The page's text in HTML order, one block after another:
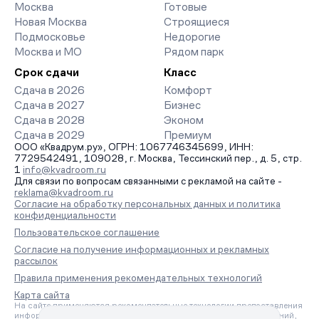
заявку на обратный звонок.
Москва
Новая Москва
Подмосковье
Москва и МО
Готовые
Строящиеся
Недорогие
Рядом парк
Срок сдачи
Сдача в 2026
Сдача в 2027
Сдача в 2028
Сдача в 2029
Класс
Комфорт
Бизнес
Эконом
Премиум
ООО «Квадрум.ру», ОГРН: 1067746345699, ИНН:
7729542491, 109028, г. Москва, Тессинский пер., д. 5, стр.
1 info@kvadroom.ru
Для связи по вопросам связанными с рекламой на сайте -
reklama@kvadroom.ru
Согласие на обработку персональных данных и политика
конфиденциальности
Пользовательское соглашение
Согласие на получение информационных и рекламных
рассылок
Правила применения рекомендательных технологий
Карта сайта
На сайте применяются рекомендательные технологии предоставления
информации на основе сбора, систематизации и анализа сведений,